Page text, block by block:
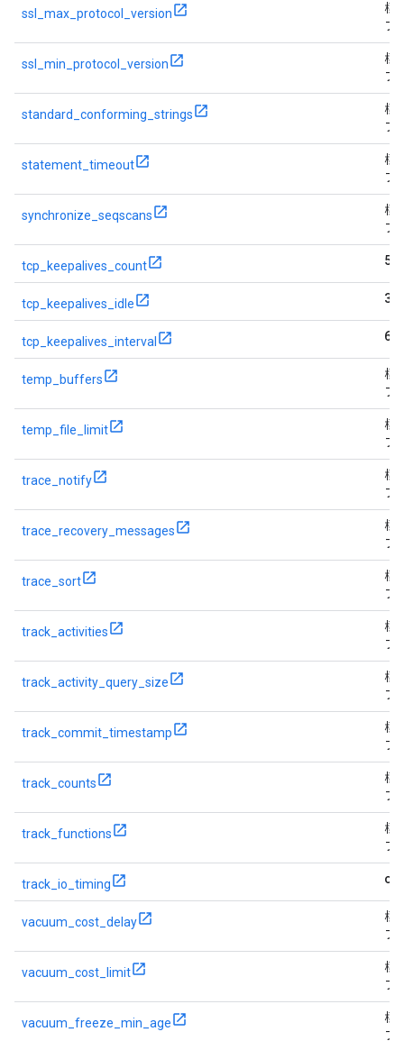
ssl_max_protocol_version
標
フ
ssl_min_protocol_version
標
フ
standard_conforming_strings
標
フ
statement_timeout
標
フ
synchronize_seqscans
標
フ
tcp_keepalives_count 5
tcp_keepalives_idle
tcp_keepalives_interval 60
temp_buffers
標
フ
temp_file_limit
標
フ
trace_notify
標
フ
trace_recovery_messages
標
フ
trace_sort
標
フ
track_activities
標
フ
track_activity_query_size
標
フ
track_commit_timestamp
標
フ
track_counts
標
フ
track_functions
標
フ
track_io_timing on
vacuum_cost_delay
標
フ
vacuum_cost_limit
標
フ
vacuum_freeze_min_age
標
フ